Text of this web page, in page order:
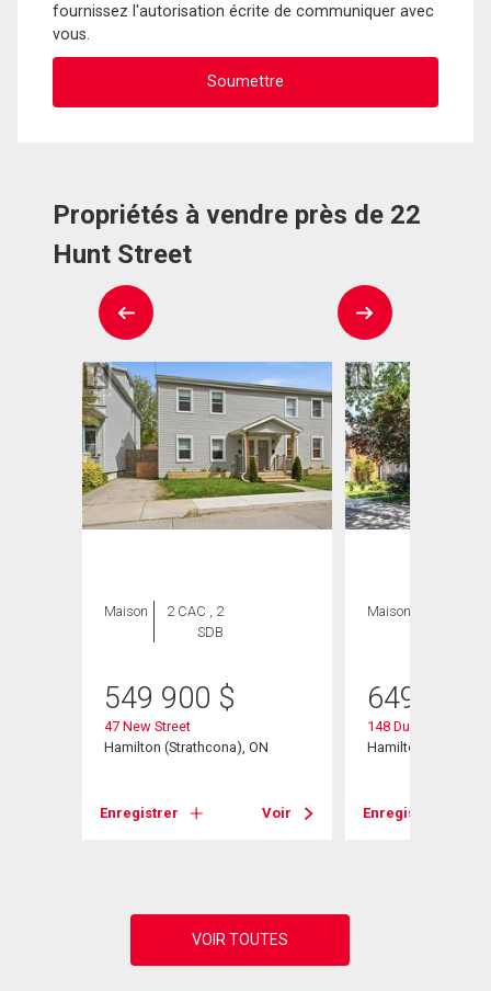
fournissez l'autorisation écrite de communiquer avec
vous.
Propriétés à vendre près de 22
Hunt Street
Maison
2 CAC , 2
SDB
549 900 $
47 New Street
Hamilton (Strathcona), ON
Enregistrer Voir
Maison
649 900
148 Dundurn Street
Hamilton, ON
Enregistrer